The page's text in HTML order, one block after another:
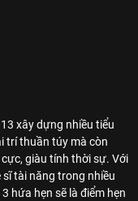
xây dựng nhiều tiểu
trí thuần túy mà còn
giàu tính thời sự. Với
tài năng trong nhiều
hứa hẹn sẽ là điểm hẹn